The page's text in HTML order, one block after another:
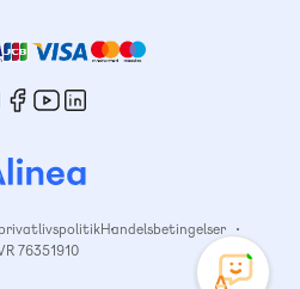
Handelsbetingelser
76351910